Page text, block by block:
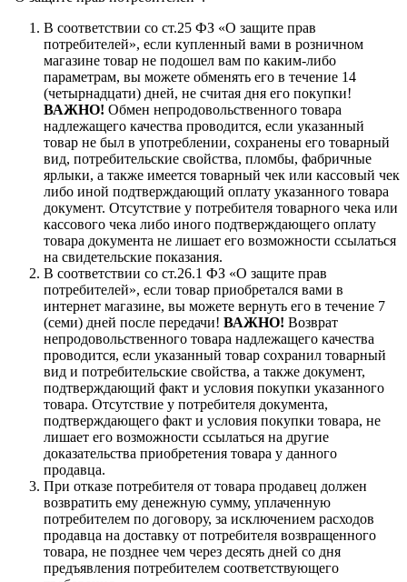
В соответствии со ст.25 ФЗ «О защите прав
потребителей», если купленный вами в розничном
магазине товар не подошел вам по каким-либо
параметрам, вы можете обменять его в течение 14
(четырнадцати) дней, не считая дня его покупки!
ВАЖНО! Обмен непродовольственного товара
надлежащего качества проводится, если указанный
товар не был в употреблении, сохранены его товарный
вид, потребительские свойства, пломбы, фабричные
ярлыки, а также имеется товарный чек или кассовый чек
либо иной подтверждающий оплату указанного товара
документ. Отсутствие у потребителя товарного чека или
кассового чека либо иного подтверждающего оплату
товара документа не лишает его возможности ссылаться
на свидетельские показания.
В соответствии со ст.26.1 ФЗ «О защите прав
потребителей», если товар приобретался вами в
интернет магазине, вы можете вернуть его в течение 7
(семи) дней после передачи! ВАЖНО! Возврат
непродовольственного товара надлежащего качества
проводится, если указанный товар сохранил товарный
вид и потребительские свойства, а также документ,
подтверждающий факт и условия покупки указанного
товара. Отсутствие у потребителя документа,
подтверждающего факт и условия покупки товара, не
лишает его возможности ссылаться на другие
доказательства приобретения товара у данного
продавца.
При отказе потребителя от товара продавец должен
возвратить ему денежную сумму, уплаченную
потребителем по договору, за исключением расходов
продавца на доставку от потребителя возвращенного
товара, не позднее чем через десять дней со дня
предъявления потребителем соответствующего